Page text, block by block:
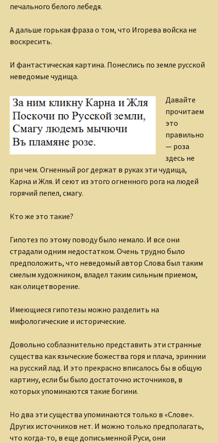
печального белого лебедя.
А дальше горькая фраза о том, что Игорева войска не
воскресить.
И фантастическая картина. Понеслись по земле русской
неведомые чудища.
Давайте
прочитаем
это
правильно
— роза
здесь не
при чем. Огненный рог держат в руках эти чудища,
Карна и Жля. И сеют из этого огненного рога на людей
горячий пепел, смагу.
Кто же это такие?
Гипотез по этому поводу было немало. И все они
страдали одним недостатком. Очень трудно было
предположить, что неведомый автор Слова был таким
смелым художником, владел таким сильным приемом,
как олицетворение.
Имеющиеся гипотезы можно разделить на
мифологические и исторические.
Довольно соблазнительно представить эти странные
существа как языческие божества горя и плача, эриннии
на русский лад. И это прекрасно вписалось бы в общую
картину, если бы было достаточно источников, в
которых упоминаются такие богини.
Но два эти существа упоминаются только в «Слове».
Других источников нет. И можно только предполагать,
что когда-то, в еще дописьменной Руси, они